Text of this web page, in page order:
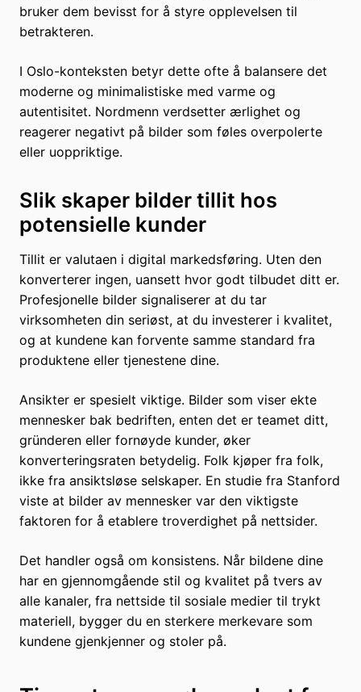
bruker dem bevisst for å styre opplevelsen til
betrakteren.
I Oslo-konteksten betyr dette ofte å balansere det
moderne og minimalistiske med varme og
autentisitet. Nordmenn verdsetter ærlighet og
reagerer negativt på bilder som føles overpolerte
eller uoppriktige.
Slik skaper bilder tillit hos
potensielle kunder
Tillit er valutaen i digital markedsføring. Uten den
konverterer ingen, uansett hvor godt tilbudet ditt er.
Profesjonelle bilder signaliserer at du tar
virksomheten din seriøst, at du investerer i kvalitet,
og at kundene kan forvente samme standard fra
produktene eller tjenestene dine.
Ansikter er spesielt viktige. Bilder som viser ekte
mennesker bak bedriften, enten det er teamet ditt,
gründeren eller fornøyde kunder, øker
konverteringsraten betydelig. Folk kjøper fra folk,
ikke fra ansiktsløse selskaper. En studie fra Stanford
viste at bilder av mennesker var den viktigste
faktoren for å etablere troverdighet på nettsider.
Det handler også om konsistens. Når bildene dine
har en gjennomgående stil og kvalitet på tvers av
alle kanaler, fra nettside til sosiale medier til trykt
materiell, bygger du en sterkere merkevare som
kundene gjenkjenner og stoler på.